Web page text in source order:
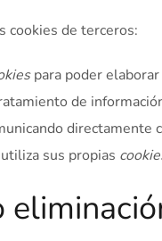
cookies de terceros:
para poder
de
directamente
sus propias